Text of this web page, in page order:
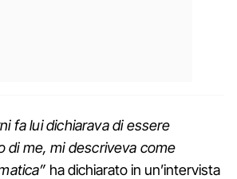
fa lui dichiarava di essere
di me, mi descriveva come
ha dichiarato in un’intervista